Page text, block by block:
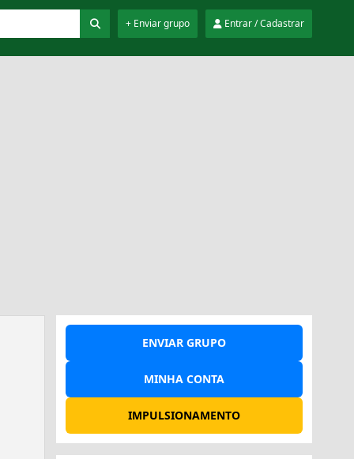
Entrar / Cadastrar
+ Enviar grupo
ENVIAR GRUPO
MINHA CONTA
IMPULSIONAMENTO